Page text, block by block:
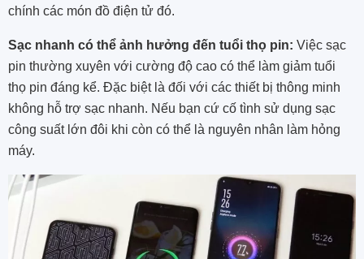
chính các món đồ điện tử đó.
Sạc nhanh có thể ảnh hưởng đến tuổi thọ pin: Việc sạc
pin thường xuyên với cường độ cao có thể làm giảm tuổi
thọ pin đáng kể. Đặc biệt là đối với các thiết bị thông minh
không hỗ trợ sạc nhanh. Nếu bạn cứ cố tình sử dụng sạc
công suất lớn đôi khi còn có thể là nguyên nhân làm hỏng
máy.